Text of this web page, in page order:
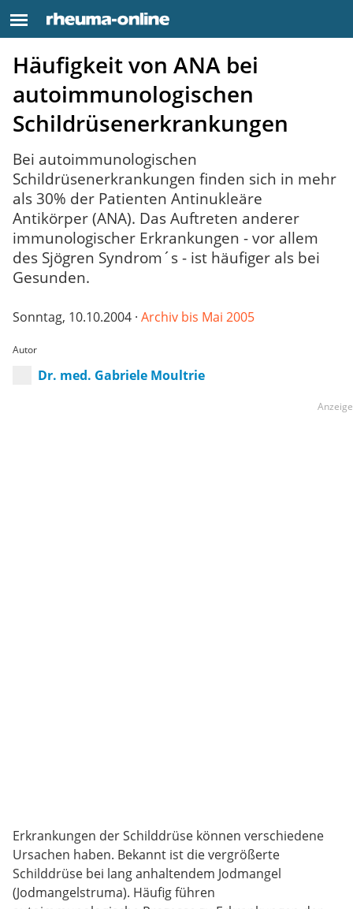
Häufigkeit von ANA bei
autoimmunologischen
Schildrüsenerkrankungen
Bei autoimmunologischen
Schildrüsenerkrankungen finden sich in mehr
als 30% der Patienten Antinukleäre
Antikörper (ANA). Das Auftreten anderer
immunologischer Erkrankungen - vor allem
des Sjögren Syndrom´s - ist häufiger als bei
Gesunden.
Sonntag, 10.10.2004 · Archiv bis Mai 2005
Autor
Dr. med. Gabriele Moultrie
Erkrankungen der Schilddrüse können verschiedene
Ursachen haben. Bekannt ist die vergrößerte
Schilddrüse bei lang anhaltendem Jodmangel
(Jodmangelstruma). Häufig führen